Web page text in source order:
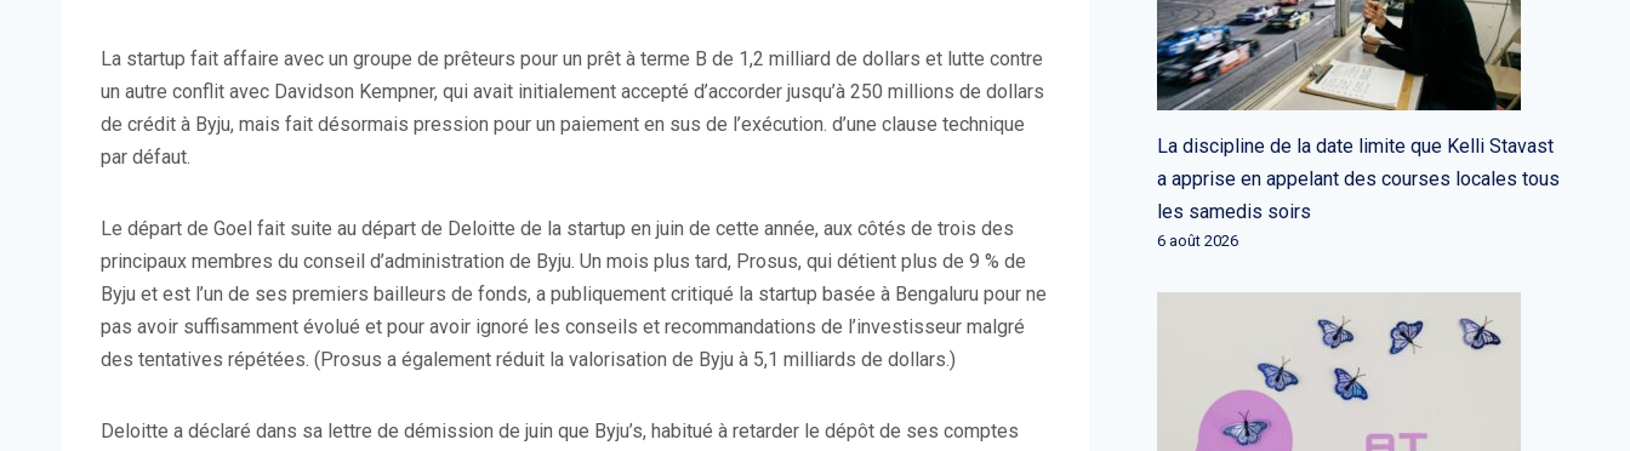
La startup fait affaire avec un groupe de prêteurs pour un prêt à terme B de 1,2 milliard de dollars et lutte contre
un autre conflit avec Davidson Kempner, qui avait initialement accepté d’accorder jusqu’à 250 millions de dollars
de crédit à Byju, mais fait désormais pression pour un paiement en sus de l’exécution. d’une clause technique
par défaut.
Le départ de Goel fait suite au départ de Deloitte de la startup en juin de cette année, aux côtés de trois des
principaux membres du conseil d’administration de Byju. Un mois plus tard, Prosus, qui détient plus de 9 % de
Byju et est l’un de ses premiers bailleurs de fonds, a publiquement critiqué la startup basée à Bengaluru pour ne
pas avoir suffisamment évolué et pour avoir ignoré les conseils et recommandations de l’investisseur malgré
des tentatives répétées. (Prosus a également réduit la valorisation de Byju à 5,1 milliards de dollars.)
Deloitte a déclaré dans sa lettre de démission de juin que Byju’s, habitué à retarder le dépôt de ses comptes
La discipline de la date limite que Kelli Stavast
a apprise en appelant des courses locales tous
les samedis soirs
6 août 2026